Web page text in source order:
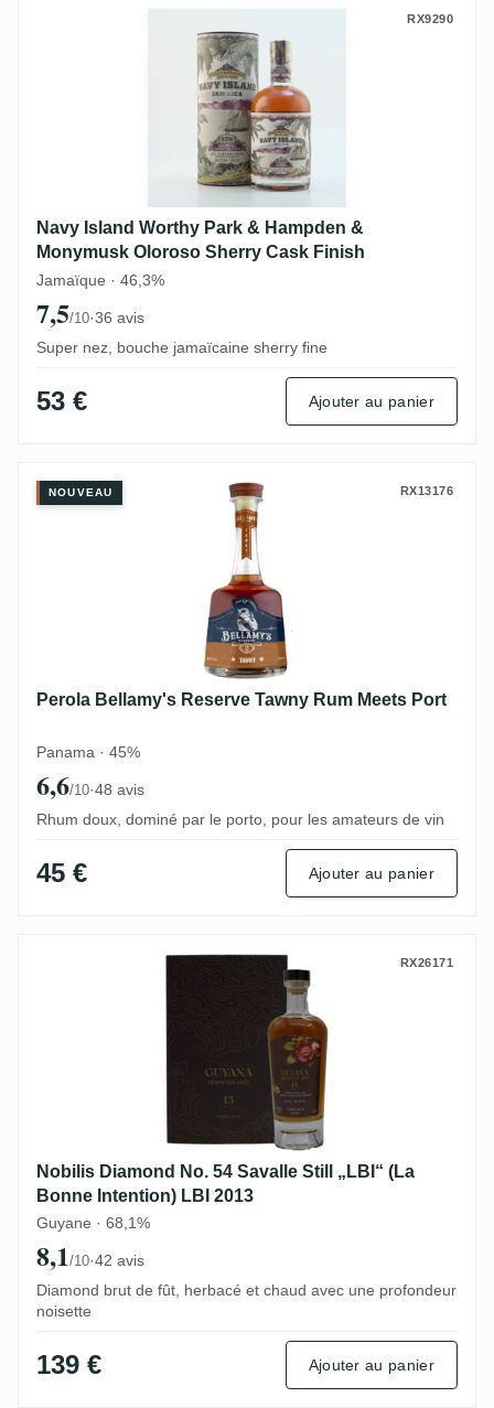
Navy Island Worthy Park & Hampden &
RX9290
Navy Island Worthy Park & Hampden &
Monymusk Oloroso Sherry Cask Finish
Jamaïque · 46,3%
7,5/10·36 avis
Super nez, bouche jamaïcaine sherry fine
53 € Ajouter au panier
Perola Bellamy's Reserve Tawny Rum
NOUVEAU RX13176
Perola Bellamy's Reserve Tawny Rum Meets Port
Panama · 45%
6,6/10·48 avis
Rhum doux, dominé par le porto, pour les amateurs de vin
45 € Ajouter au panier
Nobilis Diamond No. 54 Savalle StillRX26171
Nobilis Diamond No. 54 Savalle Still „LBI“ (La
Bonne Intention) LBI 2013
Guyane · 68,1%
8,1/10·42 avis
Diamond brut de fût, herbacé et chaud avec une profondeur
noisette
139 € Ajouter au panier